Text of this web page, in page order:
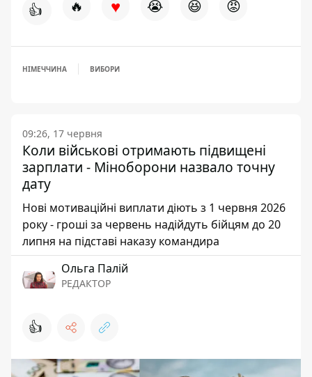
👍 🔥 ♥ 😭 😆 😡
НІМЕЧЧИНА ВИБОРИ
09:26, 17 червня
Коли військові отримають підвищені
зарплати - Міноборони назвало точну
дату
Нові мотиваційні виплати діють з 1 червня 2026
року - гроші за червень надійдуть бійцям до 20
липня на підставі наказу командира
Ольга Палій
РЕДАКТОР
👍